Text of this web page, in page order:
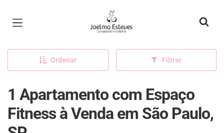
Página inicial
Ordenar Filtrar
1 Apartamento com Espaço
Fitness à Venda em São Paulo,